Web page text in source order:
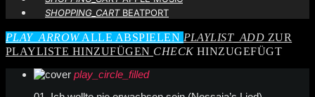
SHOPPING_CARTBEATPORT
PLAY_ARROWALLE ABSPIELEN PLAYLIST_ADD ZUR
PLAYLISTE HINZUFÜGEN CHECKHINZUGEFÜGT
play_circle_filled